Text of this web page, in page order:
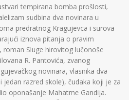
tempirana bomba prošlosti,
sudbina dva novinara u
predratnog Kragujevca i surova
iznova pitanja o pravim
Sluge hirovitog lučonoše
R. Pantovića, zvanog
novinara, vlasnika dva
jedan razred skole), čudaka koji je za
oponašanje Mahatme Gandija.